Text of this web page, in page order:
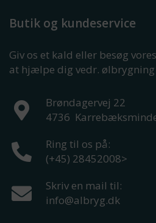
Butik og kundeservice
Giv os et kald eller besøg
at hjælpe dig vedr.
Brøndagervej 22
4736
Ring til os på:
(+45) 28452008>
Skriv en mail til:
info@albryg.dk